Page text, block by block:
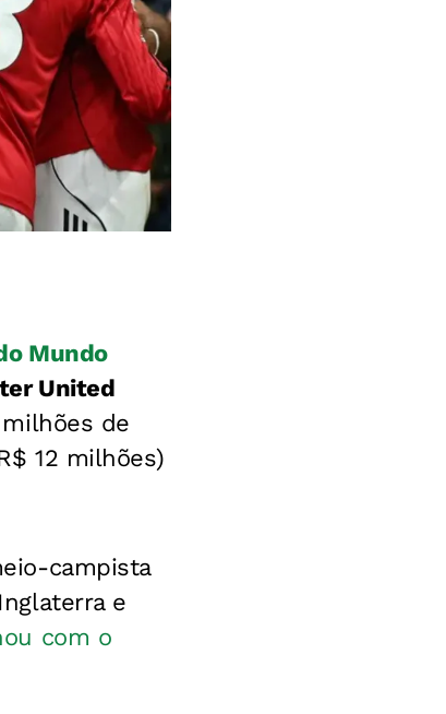
Mundo
United
de
12 milhões)
campista
e
com o